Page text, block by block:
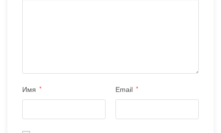
Имя * Email *